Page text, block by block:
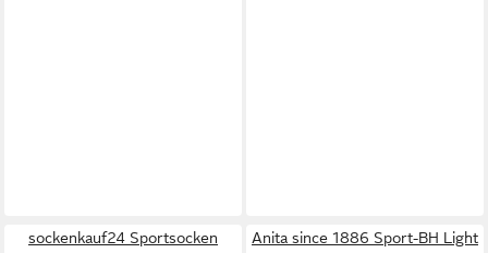
sockenkauf24 Sportsocken
Anita since 1886 Sport-BH Light